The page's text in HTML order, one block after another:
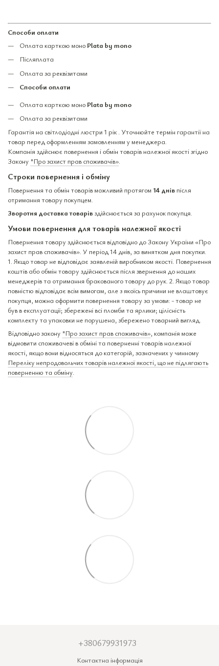
Способи оплати
Оплата карткою моно Plata by mono
Післяплата
Оплата за реквізитами
Способи оплати
Оплата карткою моно Plata by mono
Оплата за реквізитами
Гарантія на світлодіодні люстри 1 рік . Уточнюйте термін гарантії на
товар перед оформленням замовленням у менеджера.
Компанія здійснює повернення і обмін товарів належної якості згідно
Закону "Про захист прав споживачів».
Строки повернення і обміну
Повернення та обмін товарів можливий протягом 14 днів після
отримання товару покупцем.
Зворотня доставка товарівздійснюється за рахунок покупця.
Умови повернення для товарів належної якості
Повернення товару здійснюється відповідно до Закону України «Про
захист прав споживачів». У період 14 днів, за винятком дня покупки.
1. Якщо товар не відповідає заявленій виробником якості. Повернення
коштів або обмін товару здійснюється після звернення до наших
менеджерів та отримання бракованого товару до рук. 2. Якщо товар
повністю відповідає всім вимогам, але з якоїсь причини не влаштовує
покупця, можна оформити повернення товару за умови: - товар не
був в експлуатації; збережені всі пломби та ярлики; цілісність
комплекту та упаковки не порушена, збережено товарний вигляд.
Відповідно закону "Про захист прав споживачів», компанія може
відмовити споживачеві в обміні та поверненні товарів належної
якості, якщо вони відносяться до категорій, зазначених у чинному
Переліку непродовольчих товарів належної якості, що не підлягають
поверненню та обміну.
+380679931973
Контактна інформація